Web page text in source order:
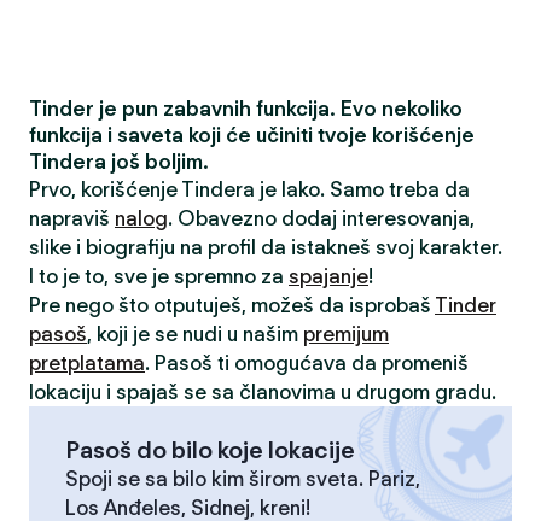
Tinder je pun zabavnih funkcija. Evo nekoliko
funkcija i saveta koji će učiniti tvoje korišćenje
Tindera još boljim.
Prvo, korišćenje Tindera je lako. Samo treba da
napraviš nalog. Obavezno dodaj interesovanja,
slike i biografiju na profil da istakneš svoj karakter.
I to je to, sve je spremno za spajanje!
Pre nego što otputuješ, možeš da isprobaš Tinder
pasoš, koji je se nudi u našim premijum
pretplatama. Pasoš ti omogućava da promeniš
lokaciju i spajaš se sa članovima u drugom gradu.
Pasoš do bilo koje lokacije
Spoji se sa bilo kim širom sveta. Pariz,
Los Anđeles, Sidnej, kreni!